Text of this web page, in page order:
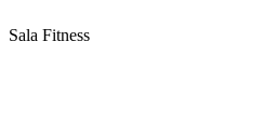
Sala Fitness